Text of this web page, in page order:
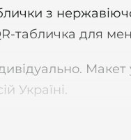
з
табличка для
Україні.